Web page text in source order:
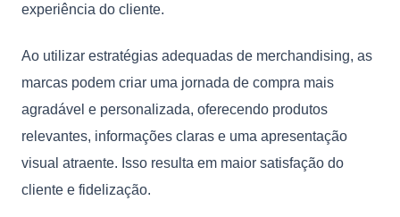
experiência do cliente.
Ao utilizar estratégias adequadas de merchandising, as
marcas podem criar uma jornada de compra mais
agradável e personalizada, oferecendo produtos
relevantes, informações claras e uma apresentação
visual atraente. Isso resulta em maior satisfação do
cliente e fidelização.